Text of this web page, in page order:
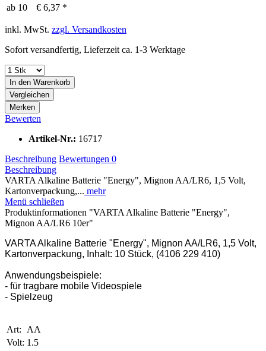
ab 10 € 6,37 *
inkl. MwSt. zzgl. Versandkosten
Sofort versandfertig, Lieferzeit ca. 1-3 Werktage
In den Warenkorb
Vergleichen
Merken
Bewerten
Artikel-Nr.: 16717
Beschreibung Bewertungen 0
Beschreibung
VARTA Alkaline Batterie "Energy", Mignon AA/LR6, 1,5 Volt,
Kartonverpackung,... mehr
Menü schließen
Produktinformationen "VARTA Alkaline Batterie "Energy",
Mignon AA/LR6 10er"
VARTA Alkaline Batterie "Energy", Mignon AA/LR6, 1,5 Volt,
Kartonverpackung, Inhalt: 10 Stück, (4106 229 410)
Anwendungsbeispiele:
- für tragbare mobile Videospiele
- Spielzeug
Art:
AA
Volt: 1.5